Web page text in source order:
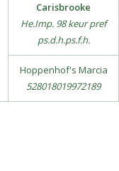
Carisbrooke
He.Imp. 98 keur pref
ps.d.h.ps.f.h.
Hoppenhof's Marcia
528018019972189